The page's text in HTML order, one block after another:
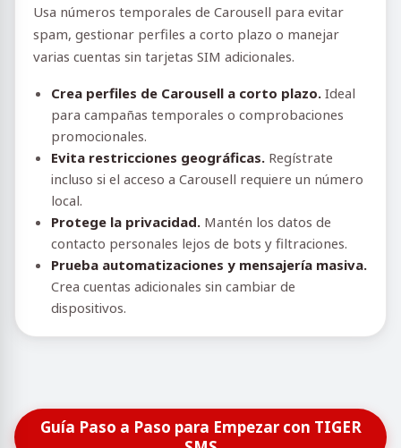
Usa números temporales de Carousell para evitar
spam, gestionar perfiles a corto plazo o manejar
varias cuentas sin tarjetas SIM adicionales.
Crea perfiles de Carousell a corto plazo. Ideal
para campañas temporales o comprobaciones
promocionales.
Evita restricciones geográficas. Regístrate
incluso si el acceso a Carousell requiere un número
local.
Protege la privacidad. Mantén los datos de
contacto personales lejos de bots y filtraciones.
Prueba automatizaciones y mensajería masiva.
Crea cuentas adicionales sin cambiar de
dispositivos.
Guía Paso a Paso para Empezar con TIGER